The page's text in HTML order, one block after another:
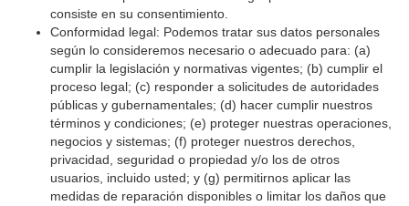
consiste en su consentimiento.
Conformidad legal: Podemos tratar sus datos personales
según lo consideremos necesario o adecuado para: (a)
cumplir la legislación y normativas vigentes; (b) cumplir el
proceso legal; (c) responder a solicitudes de autoridades
públicas y gubernamentales; (d) hacer cumplir nuestros
términos y condiciones; (e) proteger nuestras operaciones,
negocios y sistemas; (f) proteger nuestros derechos,
privacidad, seguridad o propiedad y/o los de otros
usuarios, incluido usted; y (g) permitirnos aplicar las
medidas de reparación disponibles o limitar los daños que